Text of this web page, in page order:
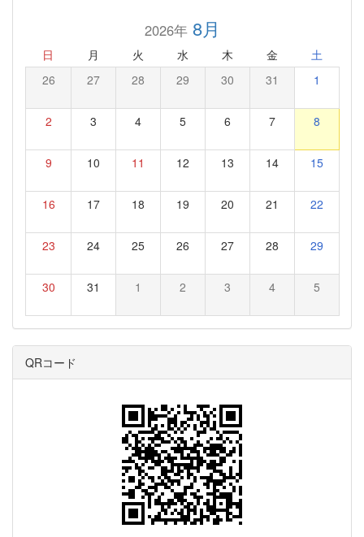
2026年8月
日 月 火 水 木 金 土
26 27 28 29 30 31 1
2 3 4 5 6 7 8
9 10 11 12 13 14 15
16 17 18 19 20 21 22
23 24 25 26 27 28 29
30 31 1 2 3 4 5
QRコード